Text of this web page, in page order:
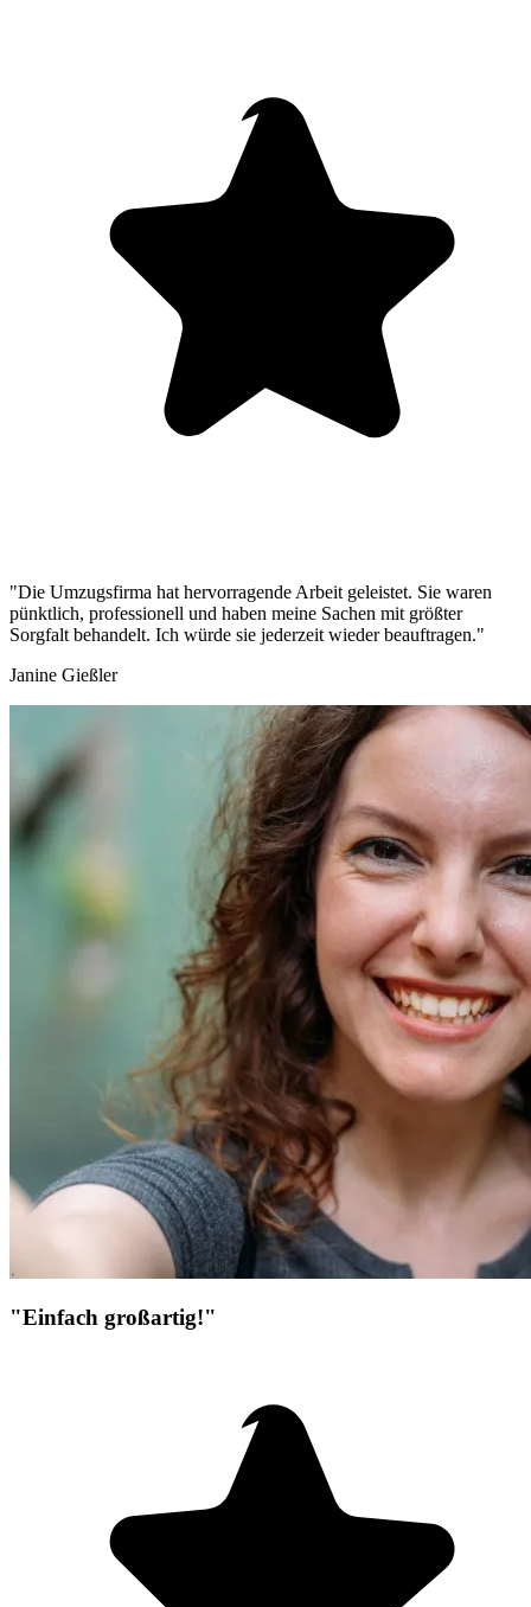
"Die Umzugsfirma hat hervorragende Arbeit geleistet. Sie waren
pünktlich, professionell und haben meine Sachen mit größter
Sorgfalt behandelt. Ich würde sie jederzeit wieder beauftragen."
Janine Gießler
"Einfach großartig!"